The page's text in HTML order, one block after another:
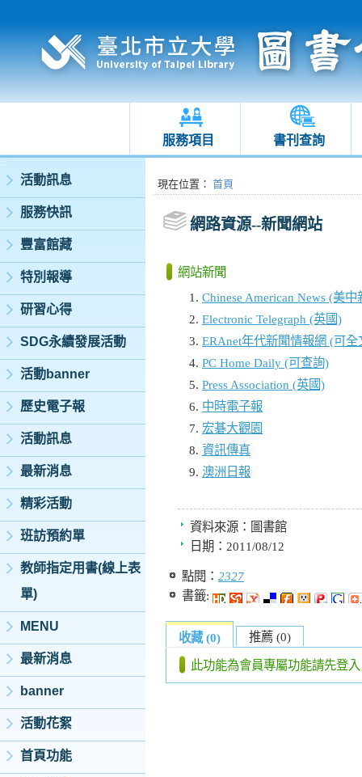
服務項目 書刊查詢
:::
活動訊息
服務快訊
豐富館藏
特別報導
研習心得
SDG永續發展活動
活動banner
歷史電子報
活動訊息
最新消息
精彩活動
班訪預約單
教師指定用書(線上表
單)
MENU
最新消息
banner
活動花絮
首頁功能
:::現在位置 ： 首頁
網路資源--新聞網站
網站新聞
Chinese American News (美中
Electronic Telegraph (英國)
ERAnet年代新聞情報網 (可全
PC Home Daily (可查詢)
Press Association (英國)
中時電子報
宏碁大觀園
資訊傳真
澳洲日報
資料來源： 圖書館
日期： 2011/08/12
點閱： 2327
書籤:
收藏 (0) 推薦 (0)
此功能為會員專屬功能請先登入